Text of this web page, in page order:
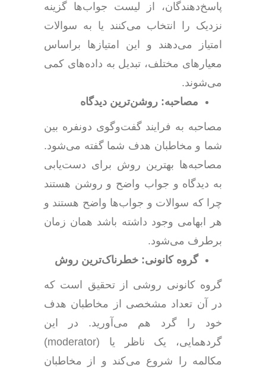
پاسخ‌دهندگان، از لیست جواب‌ها گزینه
نزدیک را انتخاب می‌کنند یا به سوالات
امتیاز می‌دهند و این امتیازها براساس
معیارهای مختلف، تبدیل به داده‌های کمی
می‌شوند.
مصاحبه: روشن‌ترین دیدگاه
مصاحبه به فرایند گفت‌وگوی دونفره بین
شما و مخاطبان هدف شما گفته می‌شود.
مصاحبه‌ها بهترین روش برای دست‌یابی
به دیدگاه و جواب واضح و روشن هستند
چرا که سوالات و جواب‌ها واضح هستند و
هر ابهامی وجود داشته باشد همان زمان
برطرف می‌شود.
گروه کانونی: خطرناک‌ترین روش
گروه کانونی روشی از تحقیق است که
در آن تعداد مشخصی از مخاطبان هدف
خود را گرد هم می‌آورید. در این
گردهمایی، یک ناظر یا (moderator)
مکالمه را شروع می‌کند و از مخاطبان